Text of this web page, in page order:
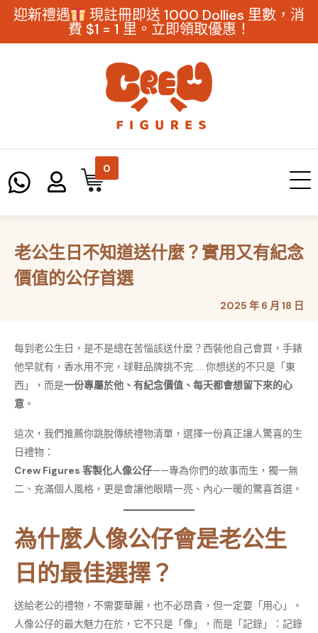
迎新禮遇 現註冊即送 1000 Dollies 里數，消
費 $1 = 1 里。立即領取優惠！
0
老公生日不知道送什麼？實用又有紀念
價值的公仔首選
2025 年 6 月 18 日
每到老公生日，是不是總在苦惱該送什麼？西裝他自己會買，手錶
他早就有，香水用不完，球鞋品牌挑不完……你想送的不只是「東
西」，而是一份專屬於他、有紀念價值、每天都會想留下來的心
意 。
這次，我們推薦你跳脫傳統禮物清單，選擇一份真正讓人驚喜的生
日禮物：
Crew Figures 客製化人像公仔——專為你們的故事而生，獨一無
二、充滿個人風格，更是會讓他眼睛一亮、內心一暖的驚喜首選。
為什麼人像公仔會是老公生
日的最佳選擇？
送給老公的禮物，不需要華麗，也不必昂貴，但一定要「用心」。
人像公仔的最大魅力在於，它不只是「像」，而是「記錄」：記錄